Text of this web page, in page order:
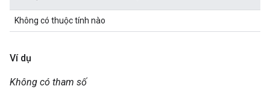
Không có thuộc tính nào
Ví dụ
Không có tham số